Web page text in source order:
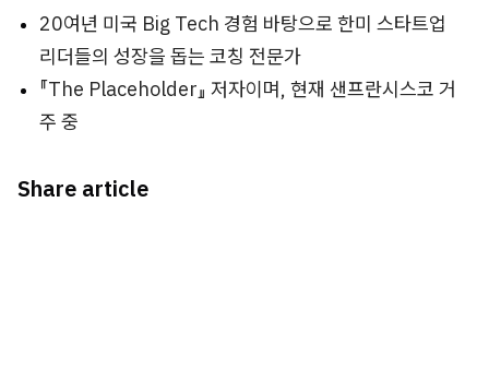
20여년 미국 Big Tech 경험 바탕으로 한미 스타트업
리더들의 성장을 돕는 코칭 전문가
『The Placeholder』 저자이며, 현재 샌프란시스코 거
주 중
Share article